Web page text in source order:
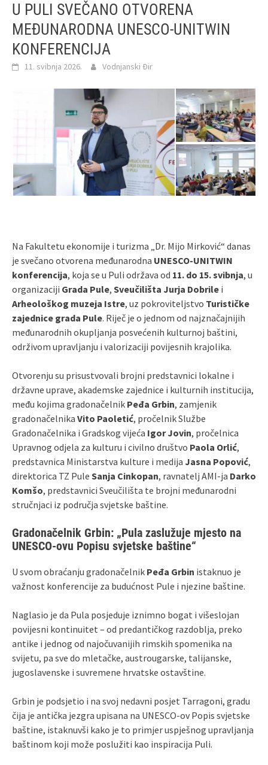
U PULI SVEČANO OTVORENA
MEĐUNARODNA UNESCO‑UNITWIN
KONFERENCIJA
11. svibnja 2026. Vodnjanski Đir
Na Fakultetu ekonomije i turizma „Dr. Mijo Mirković“ danas
je svečano otvorena međunarodna UNESCO‑UNITWIN
konferencija, koja se u Puli održava od 11. do 15. svibnja, u
organizaciji Grada Pule, Sveučilišta Jurja Dobrile i
Arheološkog muzeja Istre, uz pokroviteljstvo Turističke
zajednice grada Pule. Riječ je o jednom od najznačajnijih
međunarodnih okupljanja posvećenih kulturnoj baštini,
održivom upravljanju i valorizaciji povijesnih krajolika.
Otvorenju su prisustvovali brojni predstavnici lokalne i
državne uprave, akademske zajednice i kulturnih institucija,
među kojima gradonačelnik Peđa Grbin, zamjenik
gradonačelnika Vito Paoletić, pročelnik Službe
Gradonačelnika i Gradskog vijeća Igor Jovin, pročelnica
Upravnog odjela za kulturu i civilno društvo Paola Orlić,
predstavnica Ministarstva kulture i medija Jasna Popović,
direktorica TZ Pule Sanja Cinkopan, ravnatelj AMI‑ja Darko
Komšo, predstavnici Sveučilišta te brojni međunarodni
stručnjaci iz područja svjetske baštine.
Gradonačelnik Grbin: „Pula zaslužuje mjesto na
UNESCO‑ovu Popisu svjetske baštine“
U svom obraćanju gradonačelnik Peđa Grbin istaknuo je
važnost konferencije za budućnost Pule i njezine baštine.
Naglasio je da Pula posjeduje iznimno bogat i višeslojan
povijesni kontinuitet – od predantičkog razdoblja, preko
antike i jednog od najočuvanijih rimskih spomenika na
svijetu, pa sve do mletačke, austrougarske, talijanske,
jugoslavenske i suvremene hrvatske ostavštine.
Grbin je podsjetio i na svoj nedavni posjet Tarragoni, gradu
čija je antička jezgra upisana na UNESCO‑ov Popis svjetske
baštine, istaknuvši kako je to primjer uspješnog upravljanja
baštinom koji može poslužiti kao inspiracija Puli.